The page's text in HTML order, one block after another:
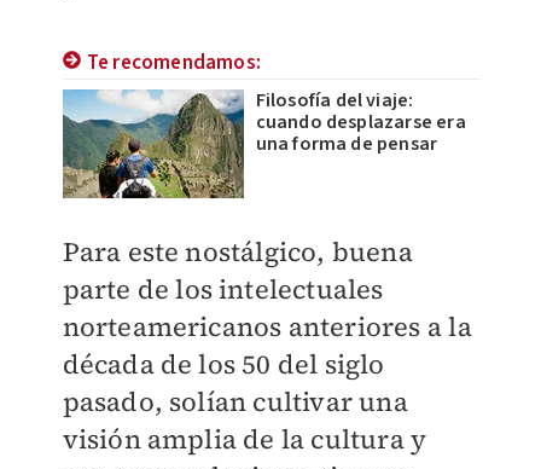
Te recomendamos:
Filosofía del viaje:
cuando desplazarse era
una forma de pensar
Para este nostálgico, buena
parte de los intelectuales
norteamericanos anteriores a la
década de los 50 del siglo
pasado, solían cultivar una
visión amplia de la cultura y